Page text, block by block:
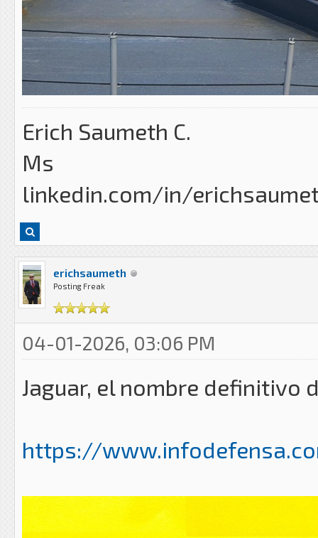
Erich Saumeth C.
Ms
linkedin.com/in/
erichsaumeth
Posting Freak
04-01-2026, 03:06 PM
Jaguar, el nombre definitivo
https://